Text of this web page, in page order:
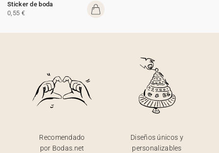
Sticker de boda
0,55 €
Recomendado
por Bodas.net
Diseños únicos y
personalizables